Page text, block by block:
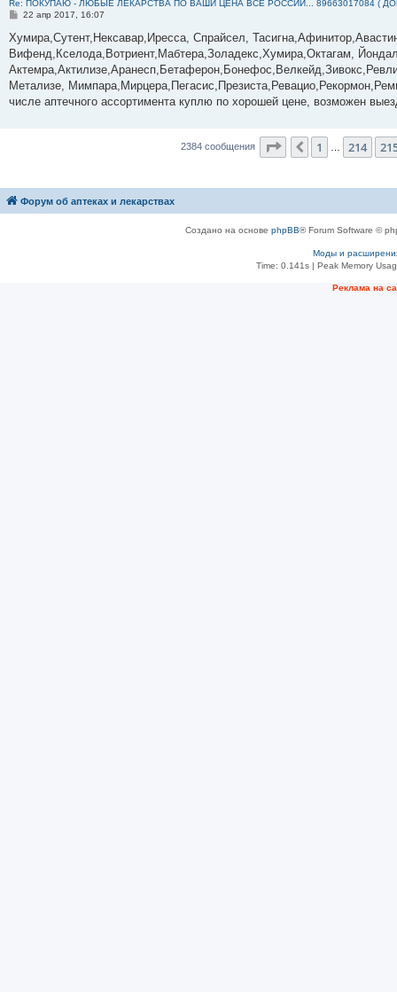
Re: ПОКУПАЮ - ЛЮБЫЕ ЛЕКАРСТВА ПО ВАШИ ЦЕНА ВСЕ РОССИЙ... 89663017084 (
С
о
б
щ
е
и
е
22 апр 2017, 16:07
Хумира,Сутент,Нексавар,Иресса, Спрайсел,
Вифенд,Кселода,Вотриент,Мабтера,Золадекс,Хумира,Октагам,
Метализе,
числе аптечного ассортимента куплю по хорошей цене, возможен
2384 сообщения Страница 216из
Пред.
1 214
Форум об аптеках и лекарствах
Создано на основе phpBB® Forum Software ©
Моды и
Time: 0.141s| Peak Memory
Рeклама на